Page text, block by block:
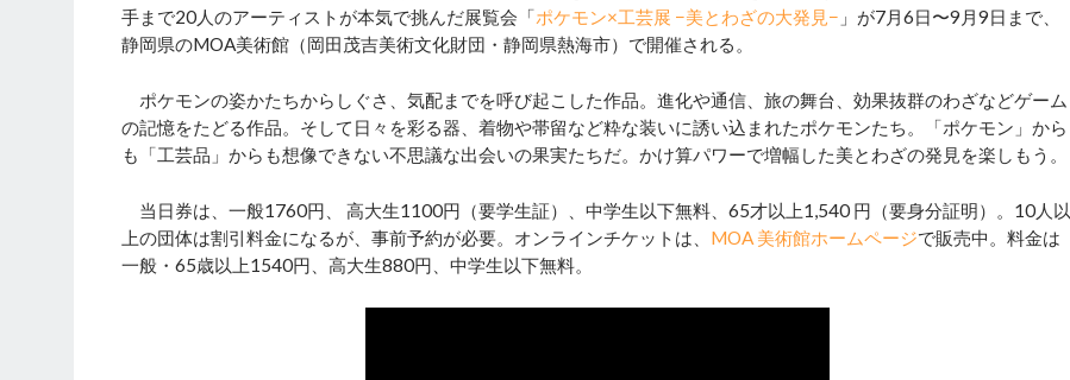
手まで20人のアーティストが本気で挑んだ展覧会「ポケモン×工芸展 −美とわざの大発見− 」が7月6日〜9月9日まで、
静岡県のMOA美術館（岡田茂吉美術文化財団・静岡県熱海市）で開催される。
ポケモンの姿かたちからしぐさ、気配までを呼び起こした作品。進化や通信、旅の舞台、効果抜群のわざなどゲーム
の記憶をたどる作品。そして日々を彩る器、着物や帯留など粋な装いに誘い込まれたポケモンたち。「ポケモン」から
も「工芸品」からも想像できない不思議な出会いの果実たちだ。かけ算パワーで増幅した美とわざの発見を楽しもう。
当日券は、一般1760円、 高大生1100円（要学生証）、中学生以下無料、65才以上1,540 円（要身分証明）。10人以
上の団体は割引料金になるが、事前予約が必要。オンラインチケットは、 MOA 美術館ホームページで販売中。料金は
一般・65歳以上1540円、高大生880円、中学生以下無料。